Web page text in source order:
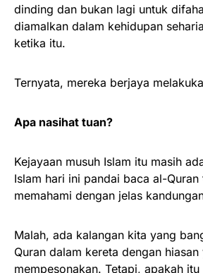
dinding dan bukan lagi untuk
diamalkan dalam kehidupan
ketika itu.
Ternyata, mereka berjaya
Apa nasihat tuan?
Kejayaan musuh Islam itu masih
Islam hari ini pandai baca al-
memahami dengan jelas
Malah, ada kalangan kita yang
Quran dalam kereta dengan
mempesonakan. Tetapi, apakah